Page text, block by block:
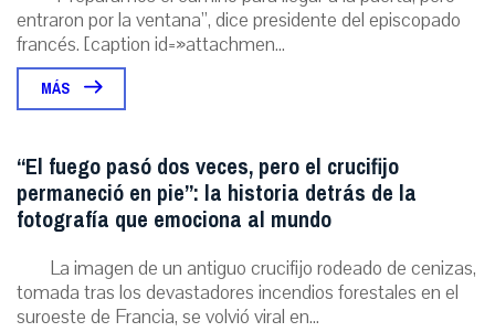
entraron por la ventana”, dice presidente del episcopado
francés. [caption id=»attachmen...
MÁS
“El fuego pasó dos veces, pero el crucifijo
permaneció en pie”: la historia detrás de la
fotografía que emociona al mundo
La imagen de un antiguo crucifijo rodeado de cenizas,
tomada tras los devastadores incendios forestales en el
suroeste de Francia, se volvió viral en...